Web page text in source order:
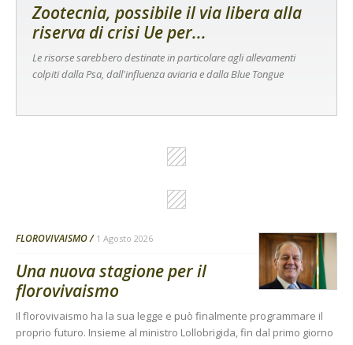
Zootecnia, possibile il via libera alla
riserva di crisi Ue per...
Le risorse sarebbero destinate in particolare agli allevamenti
colpiti dalla Psa, dall'influenza aviaria e dalla Blue Tongue
FLOROVIVAISMO 1 Agosto 2026
Una nuova stagione per il
florovivaismo
Il florovivaismo ha la sua legge e può finalmente programmare il
proprio futuro. Insieme al ministro Lollobrigida, fin dal primo giorno